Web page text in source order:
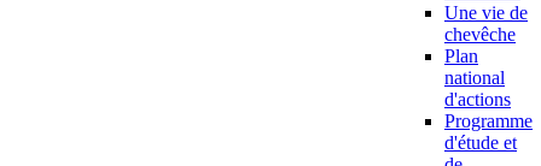
Une vie de
chevêche
Plan
national
d'actions
Programme
d'étude et